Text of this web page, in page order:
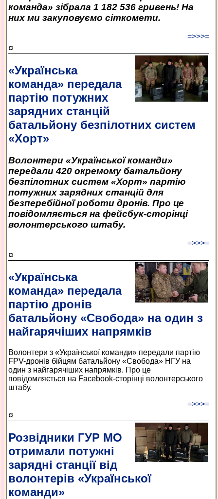
команда» зібрала 1 182 536 гривень! На
них ми закуповуємо сіткомети.
=>>>=
¤
«Українська
команда» передала
партію потужних
зарядних станцій
батальйону безпілотних систем
«Хорт»
Волонтери «Української команди»
передали 420 окремому батальйону
безпілотних систем «Хорт» партію
потужних зарядних станцій для
безперебійної роботи дронів. Про це
повідомляється на фейсбук-сторінці
волонтерського штабу.
=>>>=
¤
«Українська
команда» передала
партію дронів
батальйону «Свобода» на один з
найгарячіших напрямків
Волонтери з «Української команди» передали партію
FPV-дронів бійцям батальйону «Свобода» НГУ на
один з найгарячіших напрямків. Про це
повідомляється на Facebook-сторінці волонтерського
штабу.
=>>>=
¤
Розвідники ГУР МО
отримали потужні
зарядні станції від
волонтерів «Української
команди»